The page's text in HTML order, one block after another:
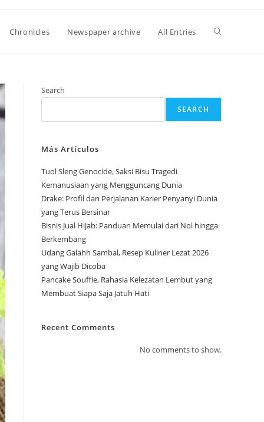
Chronicles Newspaper archive All Entries Toggle
search
Search
SEARCH
Más Artículos
Tuol Sleng Genocide, Saksi Bisu Tragedi
Kemanusiaan yang Mengguncang Dunia
Drake: Profil dan Perjalanan Karier Penyanyi Dunia
yang Terus Bersinar
Bisnis Jual Hijab: Panduan Memulai dari Nol hingga
Berkembang
Udang Galahh Sambal, Resep Kuliner Lezat 2026
yang Wajib Dicoba
Pancake Souffle, Rahasia Kelezatan Lembut yang
Membuat Siapa Saja Jatuh Hati
Recent Comments
No comments to show.